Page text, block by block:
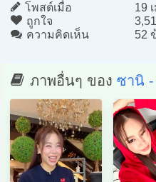
โพสต์เมื่อ
19
ถูกใจ
ความคิดเห็น
52
ภาพอื่นๆ ของ ซานิ